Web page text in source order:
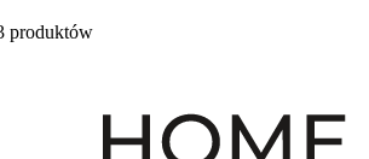
produktów